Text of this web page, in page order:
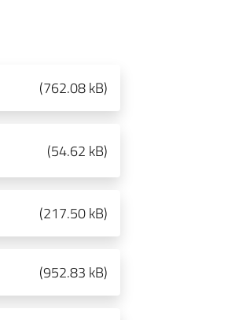
(762.08 kB)
(54.62 kB)
(217.50 kB)
(952.83 kB)